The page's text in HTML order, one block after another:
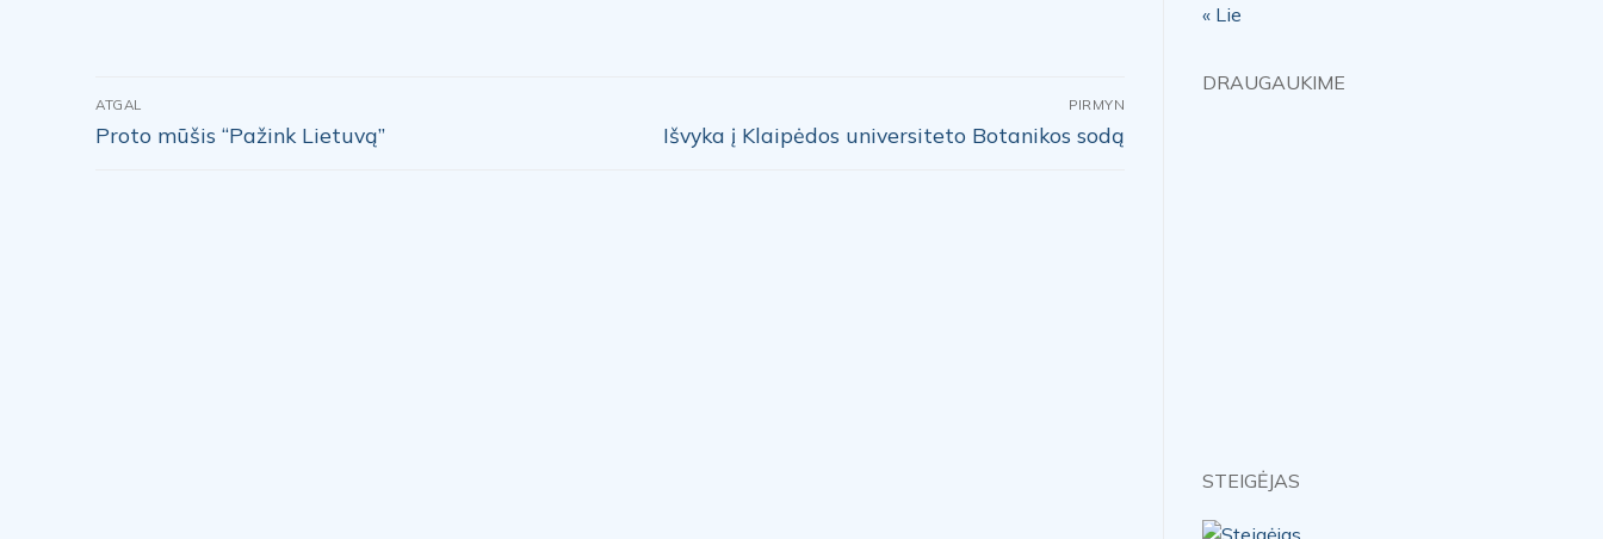
Navigacija
tarp
ATGAL
Previous
Proto mūšis “Pažink Lietuvą”
PIRMYN
Next
Išvyka į Klaipėdos universiteto Botanikos sodą
« Lie
DRAUGAUKIME
STEIGĖJAS